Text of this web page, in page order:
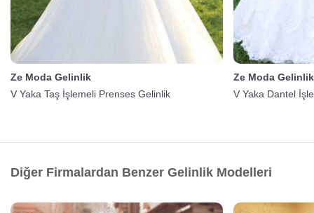
Ze Moda Gelinlik
V Yaka Taş İşlemeli Prenses Gelinlik
Ze Moda Gelinlik
V Yaka Dantel
Diğer Firmalardan Benzer Gelinlik Modelleri